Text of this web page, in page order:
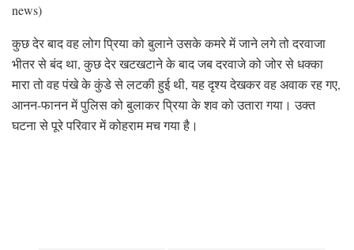
news)
कुछ देर बाद वह लोग प्रिया को बुलाने उसके कमरे में जाने लगे तो दरवाजा
भीतर से बंद था, कुछ देर खटखटाने के बाद जब दरवाजे को जोर से धक्का
मारा तो वह पंखे के कुंडे से लटकी हुई थी, यह दृश्य देखकर वह अवाक रह गए,
आनन-फानन में पुलिस को बुलाकर प्रिया के शव को उतारा गया। उक्त
घटना से पूरे परिवार में कोहराम मच गया है।